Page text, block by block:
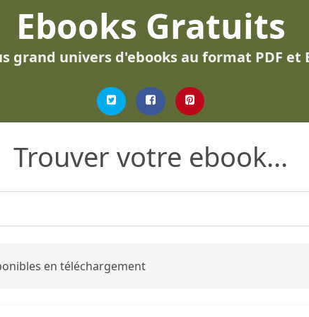
Ebooks Gratuits
grand univers d'ebooks au format PDF et
Trouver votre ebook...
en téléchargement